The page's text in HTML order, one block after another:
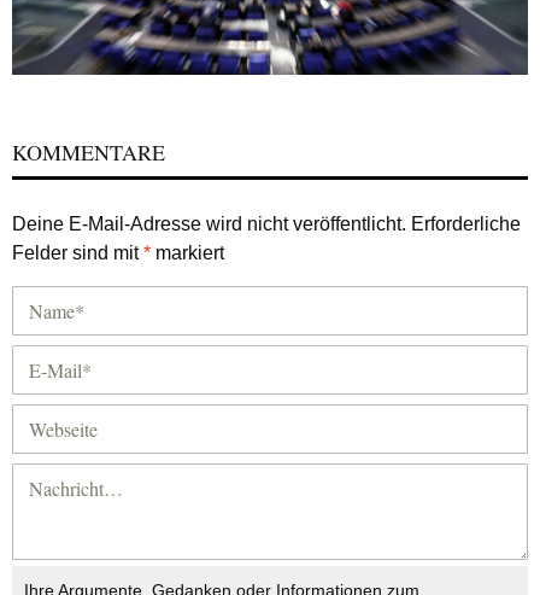
KOMMENTARE
Deine E-Mail-Adresse wird nicht veröffentlicht. Erforderliche
Felder sind mit* markiert
Ihre Argumente, Gedanken oder Informationen zum